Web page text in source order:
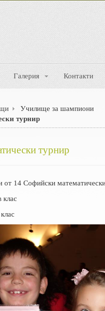
Галерия Контакти
Училище за шампиони
турнир
турнир
от 14 Софийски